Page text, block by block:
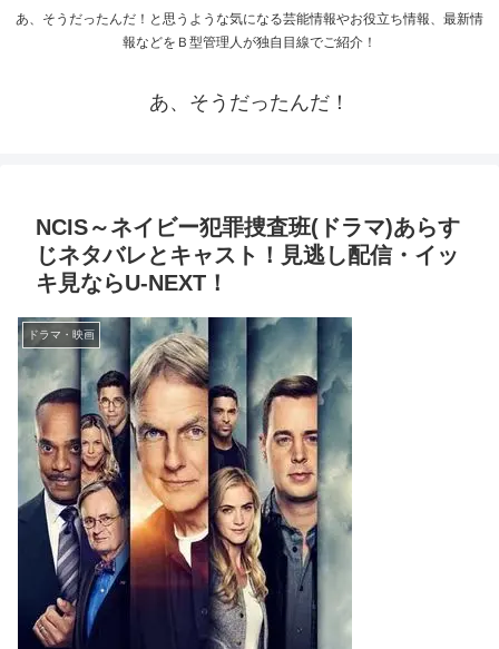
あ、そうだったんだ！と思うような気になる芸能情報やお役立ち情報、最新情
報などをＢ型管理人が独自目線でご紹介！
あ、そうだったんだ！
NCIS～ネイビー犯罪捜査班(ドラマ)あらす
じネタバレとキャスト！見逃し配信・イッ
キ見ならU-NEXT！
ドラマ・映画